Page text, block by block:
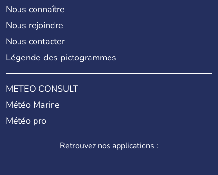
Nous connaître
Nous rejoindre
Nous contacter
Légende des pictogrammes
METEO CONSULT
Météo Marine
Météo pro
Retrouvez nos applications :